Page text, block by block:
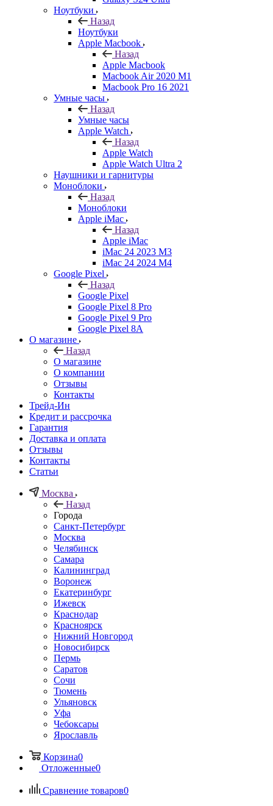
Ноутбуки
Назад
Ноутбуки
Apple Macbook
Назад
Apple Macbook
Macbook Air 2020 M1
Macbook Pro 16 2021
Умные часы
Назад
Умные часы
Apple Watch
Назад
Apple Watch
Apple Watch Ultra 2
Наушники и гарнитуры
Моноблоки
Назад
Моноблоки
Apple iMac
Назад
Apple iMac
iMac 24 2023 M3
iMac 24 2024 M4
Google Pixel
Назад
Google Pixel
Google Pixel 8 Pro
Google Pixel 9 Pro
Google Pixel 8A
О магазине
Назад
О магазине
О компании
Отзывы
Контакты
Трейд-Ин
Кредит и рассрочка
Гарантия
Доставка и оплата
Отзывы
Контакты
Статьи
Москва
Назад
Города
Санкт-Петербург
Москва
Челябинск
Самара
Калининград
Воронеж
Екатеринбург
Ижевск
Краснодар
Красноярск
Нижний Новгород
Новосибирск
Пермь
Саратов
Сочи
Тюмень
Ульяновск
Уфа
Чебоксары
Ярославль
Корзина0
Отложенные0
Сравнение товаров0